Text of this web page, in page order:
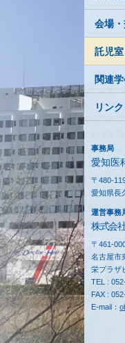
会場
託児室
関連
リンク
事務局
愛知医
〒480-
愛知県長
運営事務
株式会
〒461-
名古屋市
栄プラザ
TEL :
FAX :
E-mail：